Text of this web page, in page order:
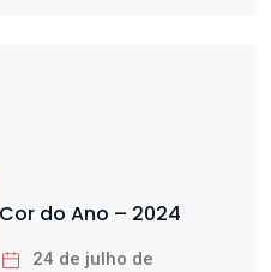
Cor do Ano – 2024
24 de julho de